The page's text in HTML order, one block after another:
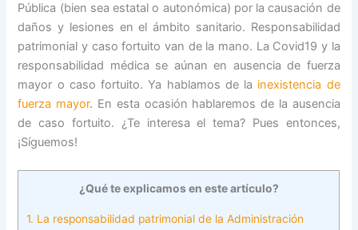
Pública (bien sea estatal o autonómica) por la causación de
daños y lesiones en el ámbito sanitario. Responsabilidad
patrimonial y caso fortuito van de la mano. La Covid19 y la
responsabilidad médica se aúnan en ausencia de fuerza
mayor o caso fortuito. Ya hablamos de la inexistencia de
fuerza mayor. En esta ocasión hablaremos de la ausencia
de caso fortuito. ¿Te interesa el tema? Pues entonces,
¡Síguemos!
¿Qué te explicamos en este artículo?
1. La responsabilidad patrimonial de la Administración